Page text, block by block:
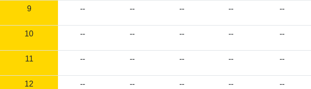
9 -- -- -- -- --
10 -- -- -- -- --
11 -- -- -- -- --
12 -- -- -- -- --